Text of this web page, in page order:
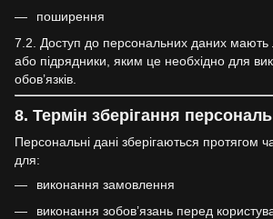
поширення
7.2. Доступ до персональних даних мають
або підрядники, яким це необхідно для
обов’язків.
8. Термін зберігання
Персональні дані зберігаються протягом
для:
виконання замовлення
виконання зобов’язань перед